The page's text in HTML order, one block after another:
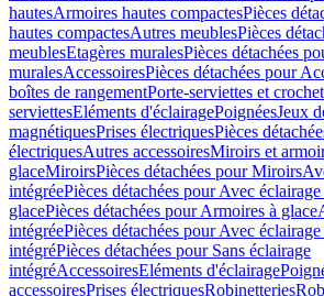
hautesArmoires hautes compactesPièces
hautes compactesAutres meublesPièces
meublesEtagères muralesPièces détachées
muralesAccessoiresPièces détachées pour
boîtes de rangementPorte-serviettes et
serviettesEléments d'éclairagePoignéesJeux
magnétiquesPrises électriquesPièces
électriquesAutres accessoiresMiroirs et
glaceMiroirsPièces détachées pour Miroirs
intégréePièces détachées pour Avec
glacePièces détachées pour Armoires à glace
intégréePièces détachées pour Avec
intégréPièces détachées pour Sans éclairage
intégréAccessoiresEléments d'éclairage
accessoiresPrises électriquesRobinetteries